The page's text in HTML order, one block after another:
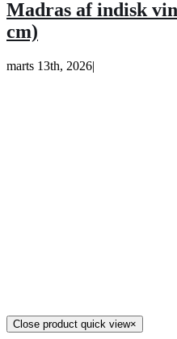
Madras af indisk
cm)
marts 13th, 2026|
Close product quick view×